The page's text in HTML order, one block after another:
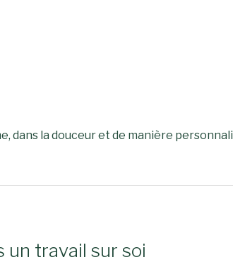
dans la douceur et de manière
un travail sur soi